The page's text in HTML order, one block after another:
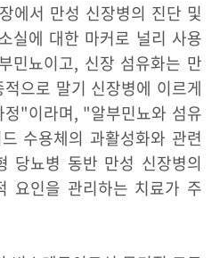
에서 만성 신장병의 진단 및
실에 대한 마커로 널리 사용
민뇨이고, 신장 섬유화는 만
으로 말기 신장병에 이르게
"이라며, "알부민뇨와 섬유
수용체의 과활성화와 관련
당뇨병 동반 만성 신장병의
요인을 관리하는 치료가 주